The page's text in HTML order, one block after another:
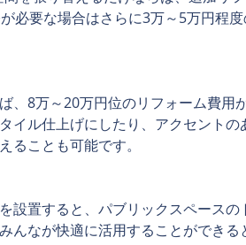
必要な場合はさらに3万～5万円程
、8万～20万円位のリフォーム費用
イル仕上げにしたり、アクセントの
ることも可能です。
設置すると、パブリックスペースの
んなが快適に活用することができる